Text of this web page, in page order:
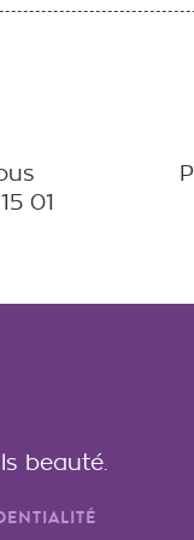
01
beauté.